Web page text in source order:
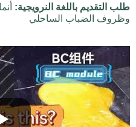
طلب التقديم باللغة النرويجية:
وظروف الضباب الساحلي